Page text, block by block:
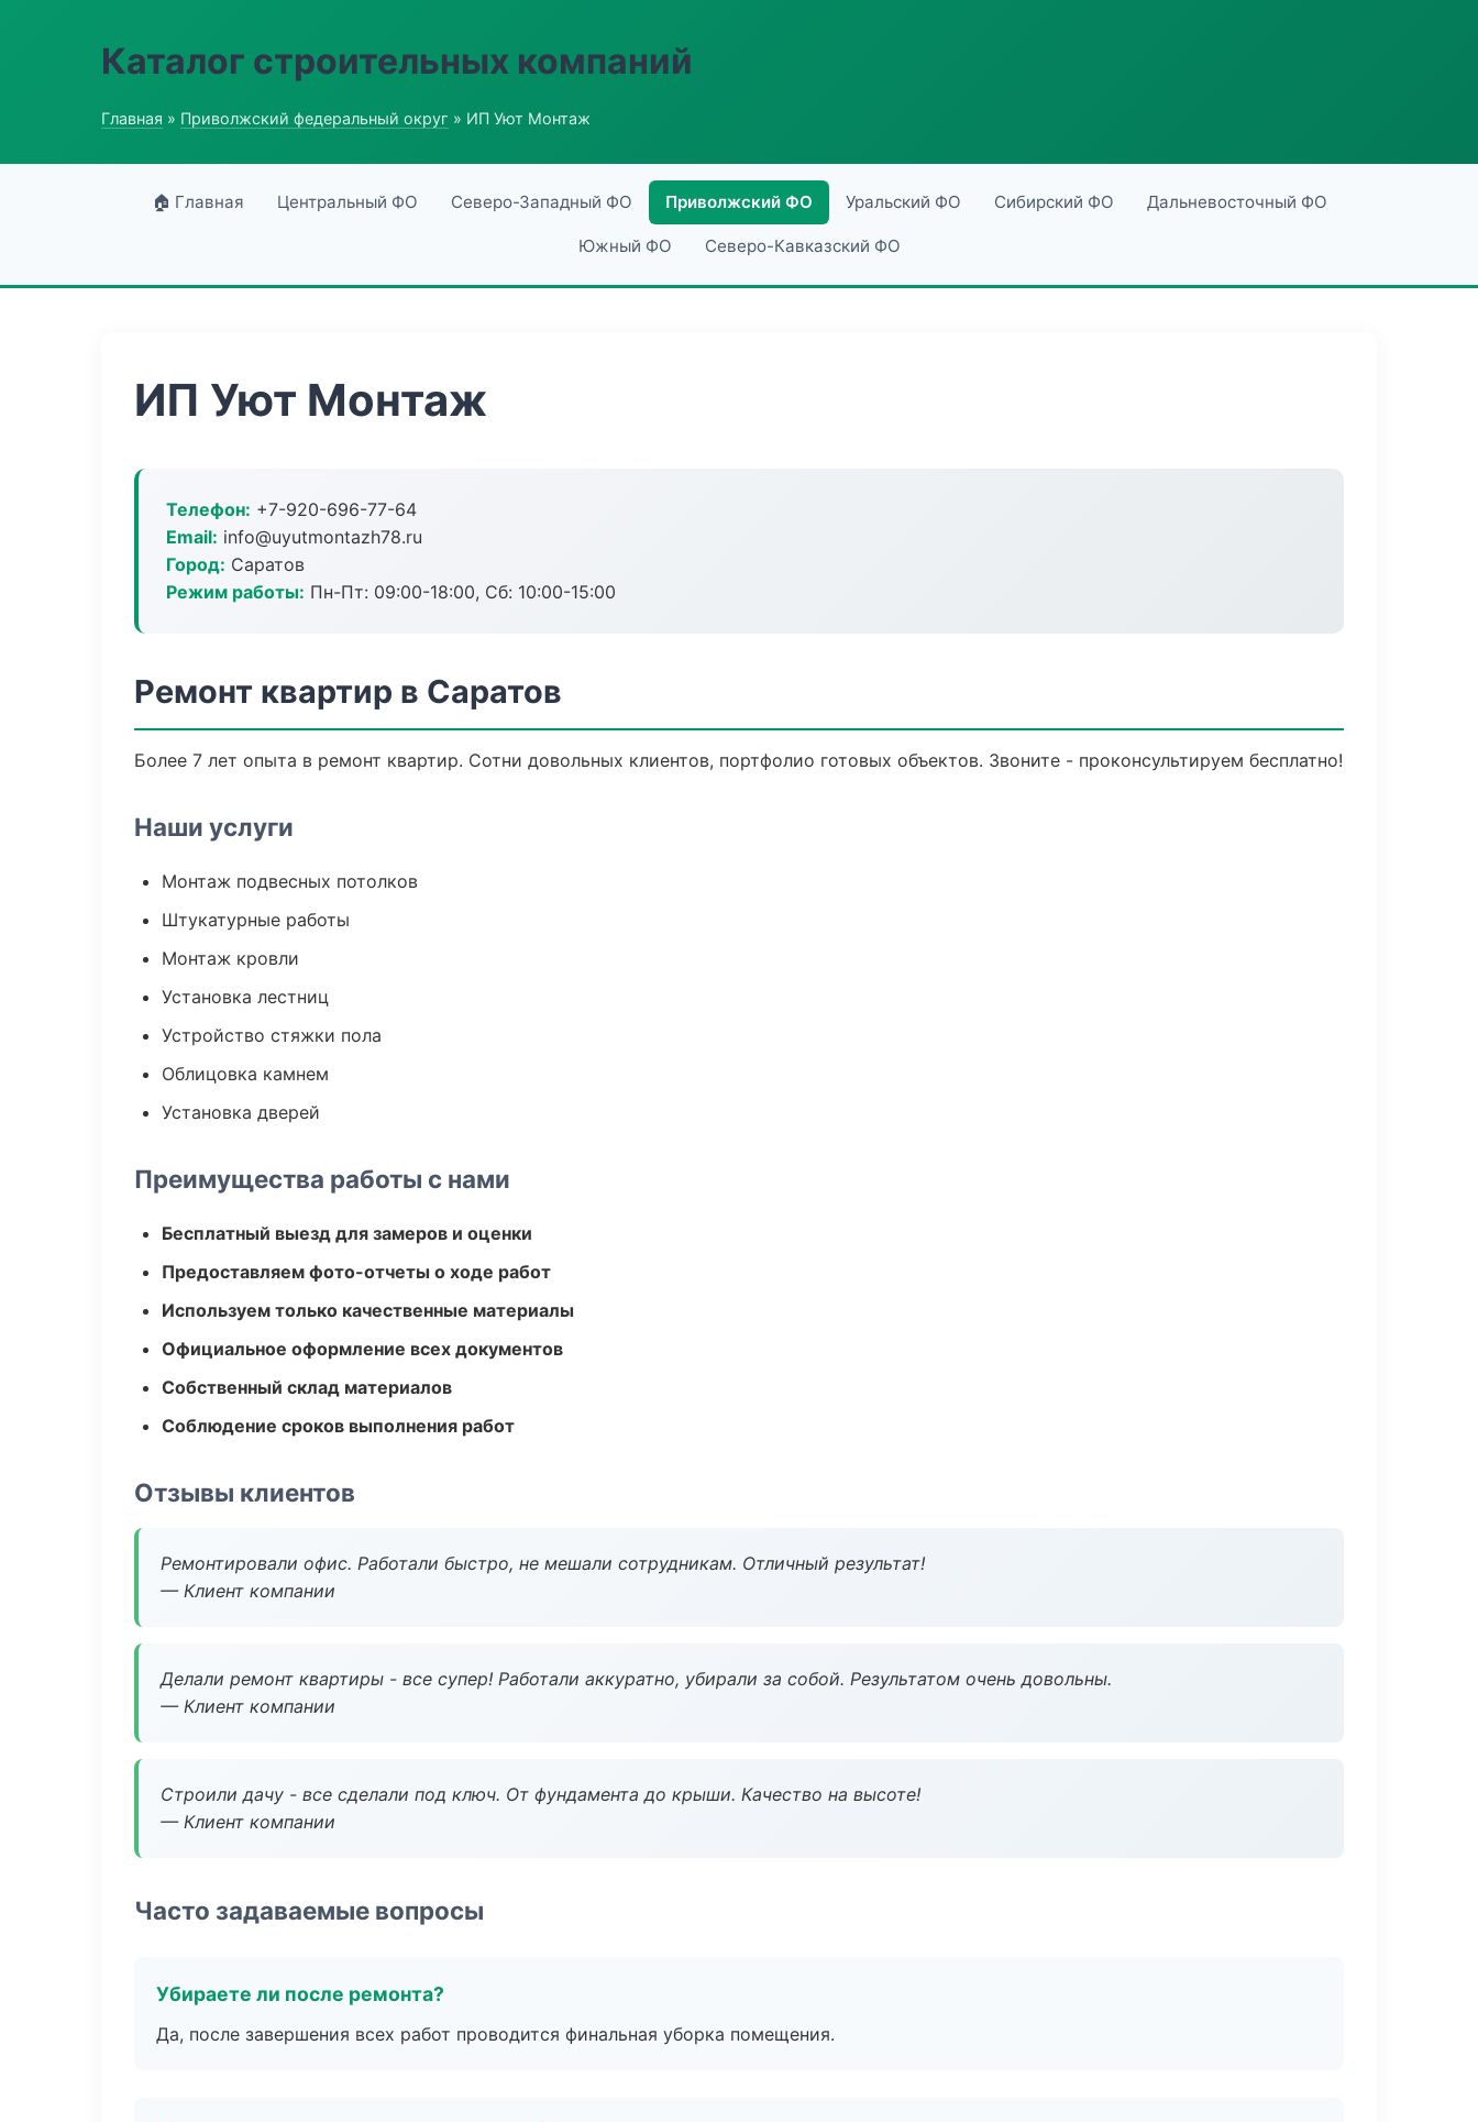
Каталог строительных компаний
Главная » Приволжский федеральный округ » ИП Уют Монтаж
🏠 Главная Центральный ФО Северо-Западный ФО Приволжский ФО Уральский ФО Сибирский ФО Дальневосточный ФО
Южный ФО Северо-Кавказский ФО
ИП Уют Монтаж
Телефон: +7-920-696-77-64
Email: info@uyutmontazh78.ru
Город: Саратов
Режим работы: Пн-Пт: 09:00-18:00, Сб: 10:00-15:00
Ремонт квартир в Саратов
Более 7 лет опыта в ремонт квартир. Сотни довольных клиентов, портфолио готовых объектов. Звоните - проконсультируем бесплатно!
Наши услуги
Монтаж подвесных потолков
Штукатурные работы
Монтаж кровли
Установка лестниц
Устройство стяжки пола
Облицовка камнем
Установка дверей
Преимущества работы с нами
Бесплатный выезд для замеров и оценки
Предоставляем фото-отчеты о ходе работ
Используем только качественные материалы
Официальное оформление всех документов
Собственный склад материалов
Соблюдение сроков выполнения работ
Отзывы клиентов
Ремонтировали офис. Работали быстро, не мешали сотрудникам. Отличный результат!
— Клиент компании
Делали ремонт квартиры - все супер! Работали аккуратно, убирали за собой. Результатом очень довольны.
— Клиент компании
Строили дачу - все сделали под ключ. От фундамента до крыши. Качество на высоте!
— Клиент компании
Часто задаваемые вопросы
Убираете ли после ремонта?
Да, после завершения всех работ проводится финальная уборка помещения.